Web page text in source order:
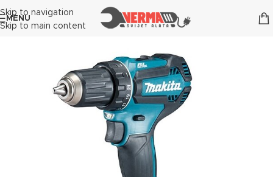
Skip to navigation
Skip to main content
MENU